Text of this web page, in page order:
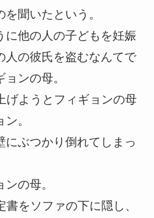
聞いたという。
に他の人の子どもを妊娠
人の彼氏を盗むなんてで
ンの母。
げようとフィギョンの母
。
にぶつかり倒れてしまっ
の母。
をソファの下に隠し、